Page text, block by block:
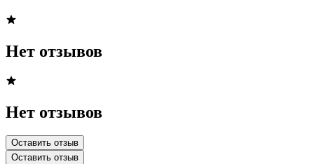
Нет отзывов
Нет отзывов
Оставить отзыв
Оставить отзыв